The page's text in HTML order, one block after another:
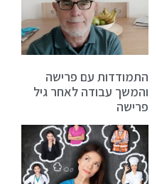
התמודדות עם פרישה
והמשך עבודה לאחר גיל
פרישה